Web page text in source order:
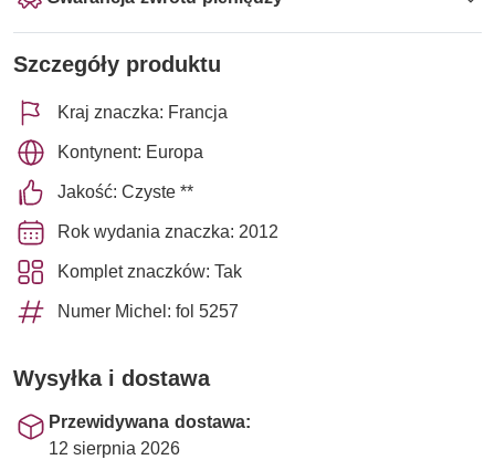
Szczegóły produktu
Kraj znaczka: Francja
Kontynent: Europa
Jakość: Czyste **
Rok wydania znaczka: 2012
Komplet znaczków: Tak
Numer Michel: fol 5257
Wysyłka i dostawa
Przewidywana dostawa:
12 sierpnia 2026